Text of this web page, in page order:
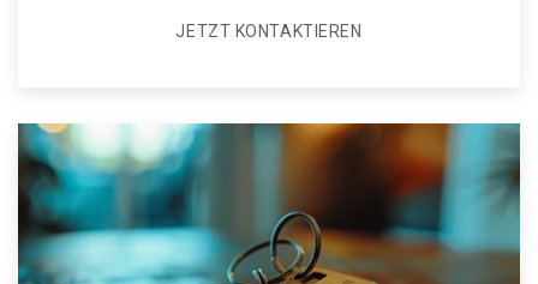
JETZT KONTAKTIEREN